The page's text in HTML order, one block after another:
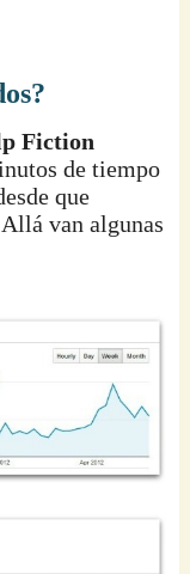
Fiction
de tiempo
que
van algunas